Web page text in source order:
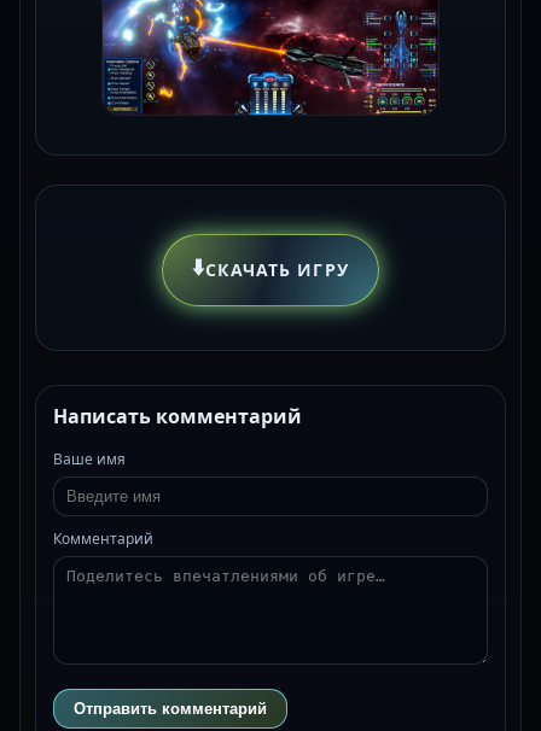
⬇️СКАЧАТЬ ИГРУ
Написать комментарий
Ваше имя
Комментарий
Отправить комментарий